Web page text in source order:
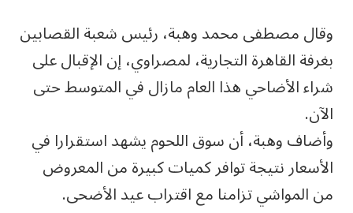
وقال مصطفى محمد وهبة، رئيس شعبة القصابين
بغرفة القاهرة التجارية، لمصراوي، إن الإقبال على
شراء الأضاحي هذا العام مازال في المتوسط حتى
الآن.
وأضاف وهبة، أن سوق اللحوم يشهد استقرارا في
الأسعار نتيجة توافر كميات كبيرة من المعروض
من المواشي تزامنا مع اقتراب عيد الأضحى.